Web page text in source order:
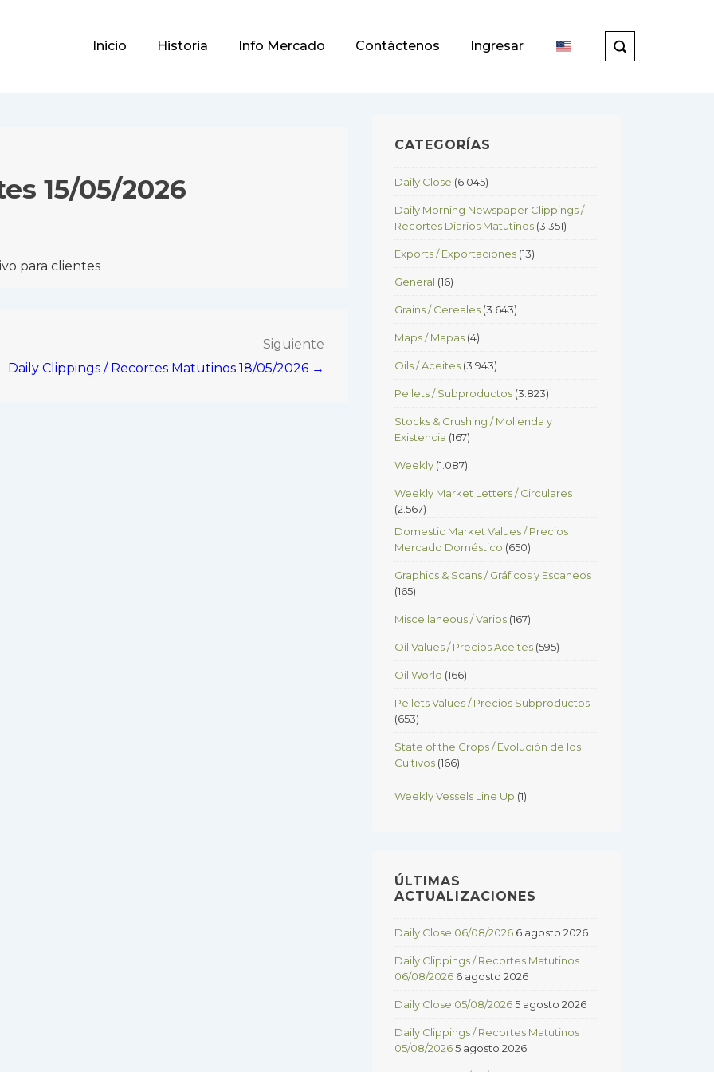
Main
Inicio Historia Info Mercado Contáctenos Ingresar
15/05/2026
para clientes
Siguiente
Daily Clippings / Recortes Matutinos 18/05/2026 →
CATEGORÍAS
Daily Close (6.045)
Daily Morning Newspaper Clippings /
Recortes Diarios Matutinos (3.351)
Exports / Exportaciones (13)
General (16)
Grains / Cereales (3.643)
Maps / Mapas (4)
Oils / Aceites (3.943)
Pellets / Subproductos (3.823)
Stocks & Crushing / Molienda y
Existencia (167)
Weekly (1.087)
Weekly Market Letters / Circulares
(2.567)
Domestic Market Values / Precios
Mercado Doméstico (650)
Graphics & Scans / Gráficos y Escaneos
(165)
Miscellaneous / Varios (167)
Oil Values / Precios Aceites (595)
Oil World (166)
Pellets Values / Precios Subproductos
(653)
State of the Crops / Evolución de los
Cultivos (166)
Weekly Vessels Line Up (1)
ÚLTIMAS
ACTUALIZACIONES
Daily Close 06/08/2026 6 agosto 2026
Daily Clippings / Recortes Matutinos
06/08/2026 6 agosto 2026
Daily Close 05/08/20265 agosto 2026
Daily Clippings / Recortes Matutinos
05/08/20265 agosto 2026